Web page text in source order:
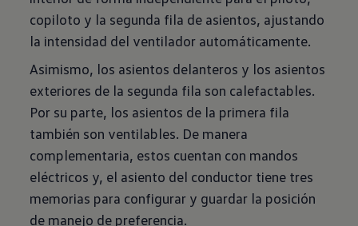
copiloto y la segunda fila de asientos, ajustando
la intensidad del ventilador automáticamente.
Asimismo, los asientos delanteros y los asientos
exteriores de la segunda fila son calefactables.
Por su parte, los asientos de la primera fila
también son ventilables. De manera
complementaria, estos cuentan con mandos
eléctricos y, el asiento del conductor tiene tres
memorias para configurar y guardar la posición
de manejo de preferencia.